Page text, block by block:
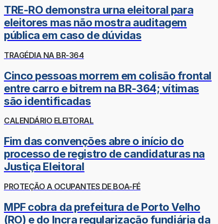
TRE-RO demonstra urna eleitoral para
eleitores mas não mostra auditagem
pública em caso de dúvidas
TRAGÉDIA NA BR-364
Cinco pessoas morrem em colisão frontal
entre carro e bitrem na BR-364; vítimas
são identificadas
CALENDÁRIO ELEITORAL
Fim das convenções abre o início do
processo de registro de candidaturas na
Justiça Eleitoral
PROTEÇÃO A OCUPANTES DE BOA-FÉ
MPF cobra da prefeitura de Porto Velho
(RO) e do Incra regularização fundiária da